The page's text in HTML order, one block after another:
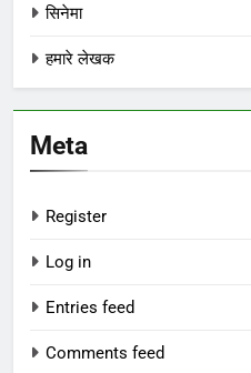
सिनेमा
हमारे लेखक
Meta
Register
Log in
Entries feed
Comments feed